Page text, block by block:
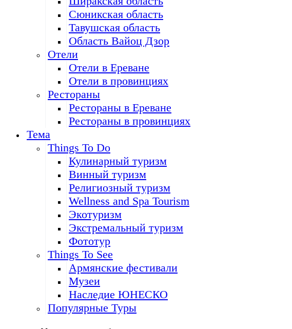
Сюникская область
Тавушская область
Область Вайоц Дзор
Отели
Отели в Ереване
Отели в провинциях
Рестораны
Рестораны в Ереване
Рестораны в провинциях
Тема
Things To Do
Кулинарный туризм
Винный туризм
Религиозный туризм
Wellness and Spa Tourism
Экотуризм
Экстремальный туризм
Фототур
Things To See
Армянские фестивали
Музеи
Наследие ЮНЕСКО
Популярные Туры